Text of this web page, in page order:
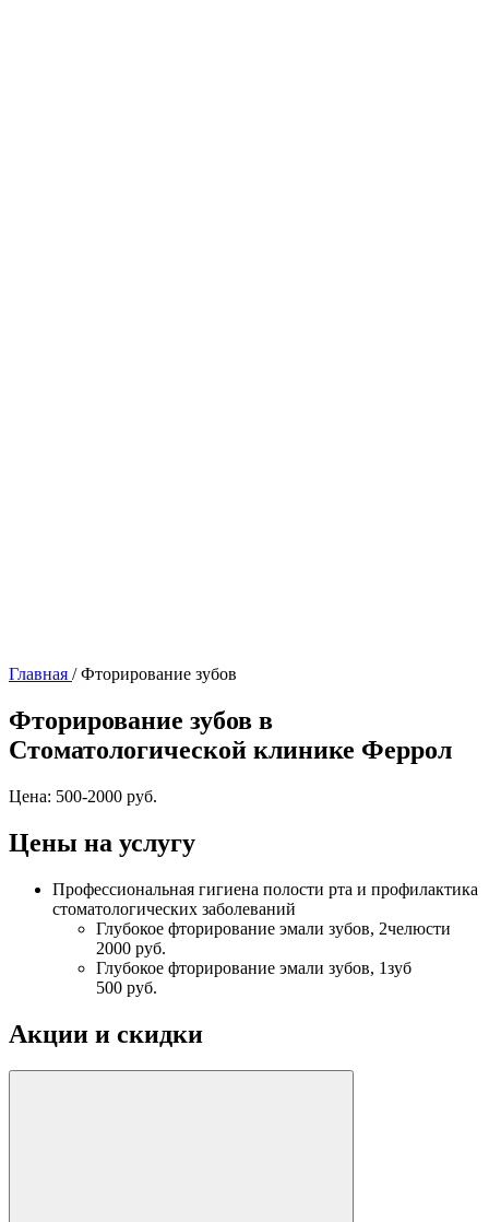
Главная /Фторирование зубов
Фторирование зубов в
Стоматологической клинике Феррол
Цена: 500-2000 руб.
Цены на услугу
Профессиональная гигиена полости рта и профилактика
стоматологических заболеваний
Глубокое фторирование эмали зубов, 2челюсти
2000 руб.
Глубокое фторирование эмали зубов, 1зуб
500 руб.
Акции и скидки